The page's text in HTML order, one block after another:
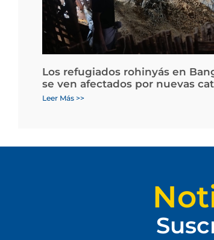
Los refugiados rohinyás en
se ven afectados por nuevas
Leer Más >>